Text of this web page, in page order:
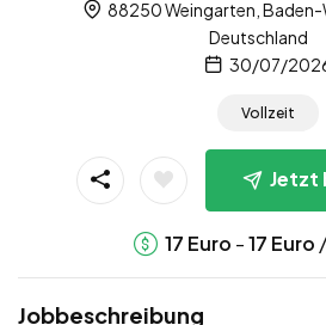
88250 Weingarten,
Deutschland
30/07/
Vollzeit
Jetzt
17 Euro -17 Euro
Jobbeschreibung